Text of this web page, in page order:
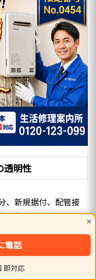
×
電話
即対応
透明性
、新規据付、配管接
加費用が発生しやすい
管の長距離引き直
ースです。
による遠隔査定を行
トップ